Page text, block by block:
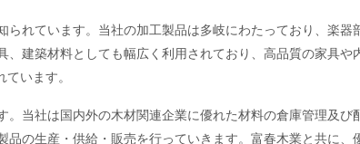
れています。当社の加工製品は多岐にわたっており、楽器
建築材料としても幅広く利用されており、高品質の家具や
います。
当社は国内外の木材関連企業に優れた材料の倉庫管理及び
の生産・供給・販売を行っていきます。富春木業と共に、